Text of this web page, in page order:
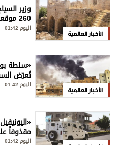
الأخبار العالمية
وزير
260 موقعاً أثرياً في غزة تعرضت للضرر
اليوم 01:42
الأخبار العالمية
«سلطة
تُعرّض
اليوم 01:42
مقذوفاً
اليوم 01:42